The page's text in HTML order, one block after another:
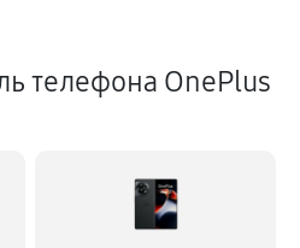
телефона OnePlus